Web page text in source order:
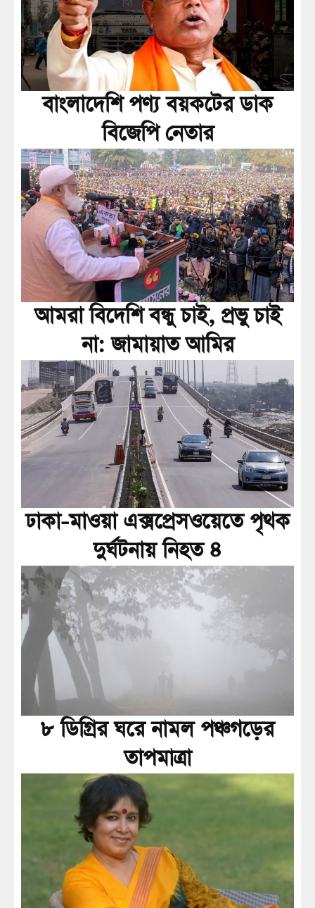
বাংলাদেশি পণ্য বয়কটের ডাক
বিজেপি নেতার
আমরা বিদেশি বন্ধু চাই, প্রভু চাই
না: জামায়াত আমির
ঢাকা-মাওয়া এক্সপ্রেসওয়েতে পৃথক
দুর্ঘটনায় নিহত ৪
৮ ডিগ্রির ঘরে নামল পঞ্চগড়ের
তাপমাত্রা